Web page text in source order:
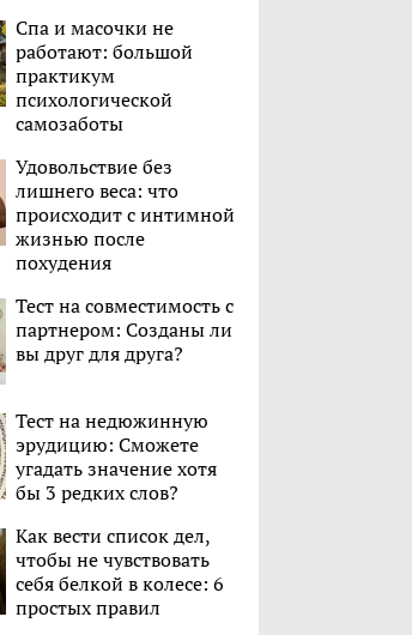
Спа и масочки не
работают: большой
практикум
психологической
самозаботы
Удовольствие без
лишнего веса: что
происходит с интимной
жизнью после
похудения
Тест на совместимость с
партнером: Созданы ли
вы друг для друга?
Тест на недюжинную
эрудицию: Сможете
угадать значение хотя
бы 3 редких слов?
Как вести список дел,
чтобы не чувствовать
себя белкой в колесе: 6
простых правил